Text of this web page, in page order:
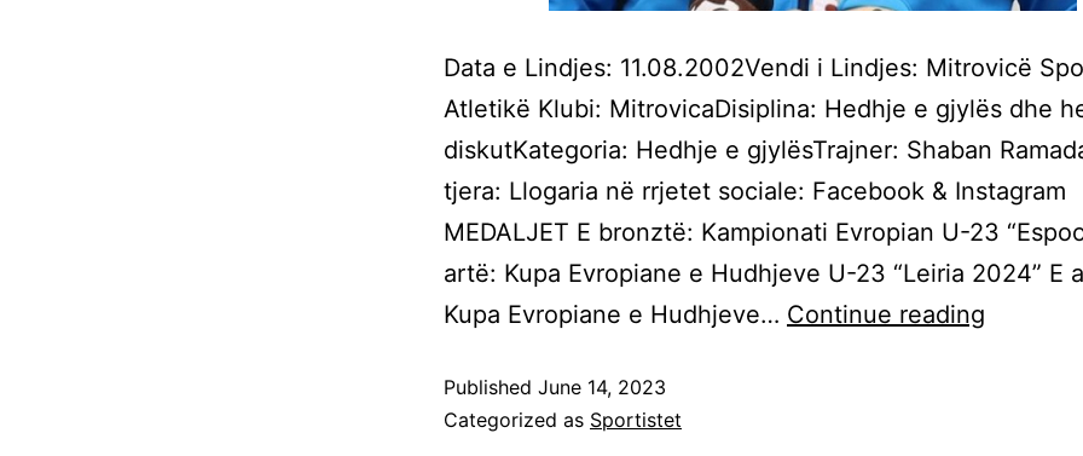
Data e Lindjes: 11.08.2002Vendi i Lindjes: Mitrovicë
Atletikë Klubi: MitrovicaDisiplina: Hedhje e gjylës dhe
diskutKategoria: Hedhje e gjylësTrajner: Shaban
tjera: Llogaria në rrjetet sociale: Facebook & Instagram
MEDALJET E bronztë: Kampionati Evropian U-23
artë: Kupa Evropiane e Hudhjeve U-23 “Leiria 2024” E
Kupa Evropiane e Hudhjeve… Continue reading
Published June 14, 2023
Categorized as Sportistet